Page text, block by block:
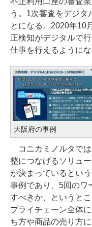
う。1次審査をデジタ
とになる。2020年10
正検知がデジタルで
仕事を行えるようにな
大阪府の事例
コニカミノルタでは
整につなげるソリュ
が決まっているとい
事例であり、5回のワ
すべきか、というと
プライチェーン全体
ち方や商品の売り方